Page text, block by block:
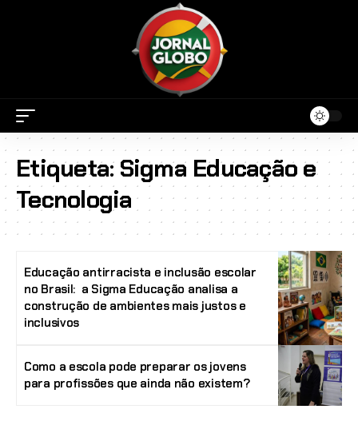
Etiqueta: Sigma Educação e
Tecnologia
Educação antirracista e inclusão escolar
no Brasil: a Sigma Educação analisa a
construção de ambientes mais justos e
inclusivos
Como a escola pode preparar os jovens
para profissões que ainda não existem?